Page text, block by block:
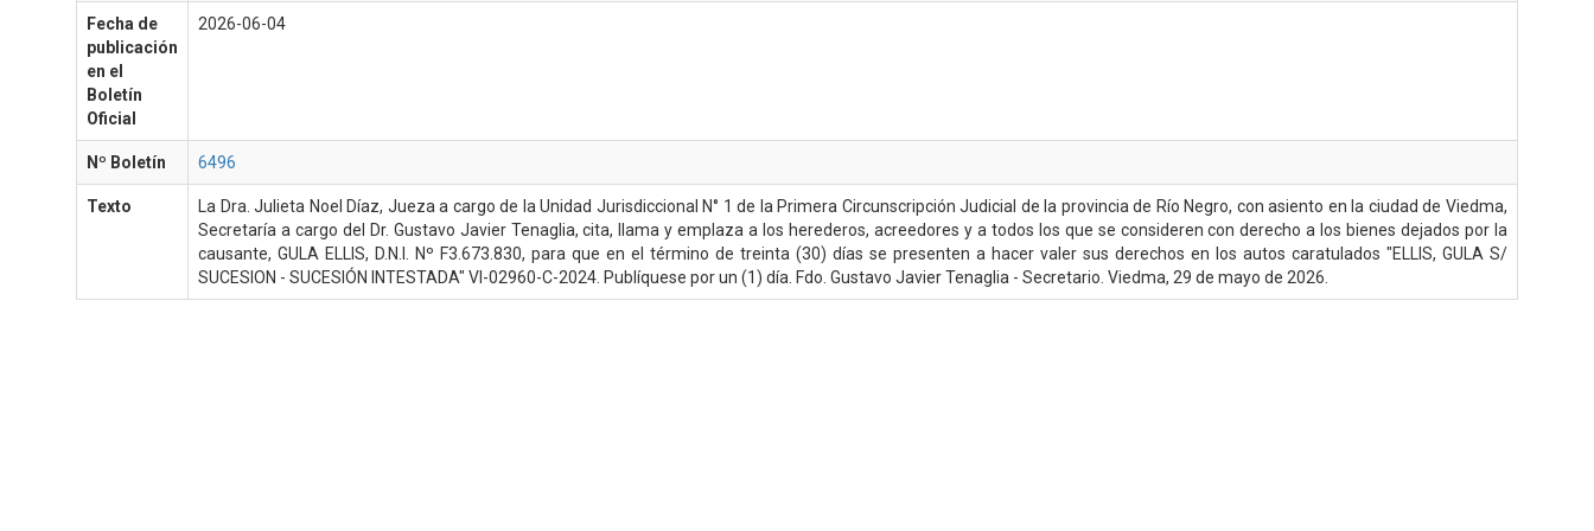
Fecha de
publicación
en el
Boletín
Oficial
2026-06-04
Nº Boletín 6496
Texto
La Dra. Julieta Noel Díaz, Jueza a cargo de la Unidad Jurisdiccional N° 1 de la Primera Circunscripción Judicial de la provincia de Río Negro, con asiento en la ciudad de Viedma,
Secretaría a cargo del Dr. Gustavo Javier Tenaglia, cita, llama y emplaza a los herederos, acreedores y a todos los que se consideren con derecho a los bienes dejados por la
causante, GULA ELLIS, D.N.I. Nº F3.673.830, para que en el término de treinta (30) días se presenten a hacer valer sus derechos en los autos caratulados "ELLIS, GULA S/
SUCESION - SUCESIÓN INTESTADA" VI-02960-C-2024. Publíquese por un (1) día. Fdo. Gustavo Javier Tenaglia - Secretario. Viedma, 29 de mayo de 2026.